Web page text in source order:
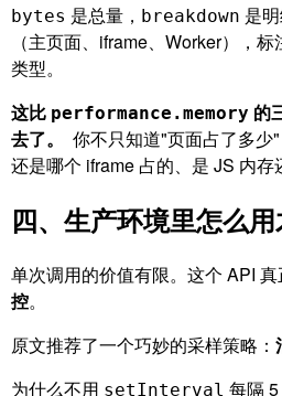
bytes 是总量， breakdown 是
（主页面、iframe、Worker），
类型。
这比 performance.memory 的
去了。
你不只知道"页面占了多少
还是哪个 iframe 占的、是 JS 内存
四、生产环境里怎么
单次调用的价值有限。这个 API
控。
原文推荐了一个巧妙的采样策略：
为什么不用 setInterval 每隔